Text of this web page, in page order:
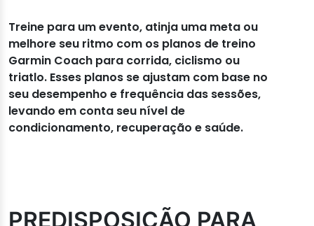
Treine para um evento, atinja uma meta ou
melhore seu ritmo com os planos de treino
Garmin Coach para corrida, ciclismo ou
triatlo. Esses planos se ajustam com base no
seu desempenho e frequência das sessões,
levando em conta seu nível de
condicionamento, recuperação e saúde.
PREDISPOSIÇÃO PARA